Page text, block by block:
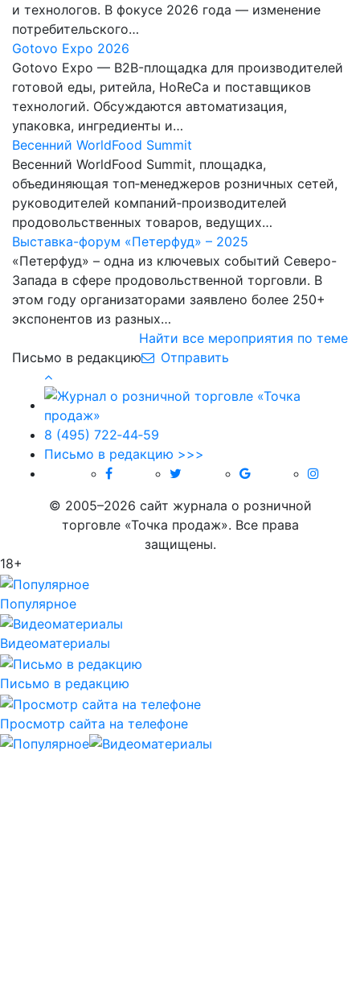
и технологов. В фокусе 2026 года — изменение
потребительского…
Gotovo Expo 2026
Gotovo Expo — B2B-площадка для производителей
готовой еды, ритейла, HoReCa и поставщиков
технологий. Обсуждаются автоматизация,
упаковка, ингредиенты и…
Весенний WorldFood Summit
Весенний WorldFood Summit, площадка,
объединяющая топ‑менеджеров розничных сетей,
руководителей компаний‑производителей
продовольственных товаров, ведущих…
Выставка-форум «Петерфуд» – 2025
«Петерфуд» – одна из ключевых событий Северо-
Запада в сфере продовольственной торговли. В
этом году организаторами заявлено более 250+
экспонентов из разных…
Найти все мероприятия по теме
Письмо в редакцию
Отправить
8 (495) 722‑44‑59
Письмо в редакцию >>>
© 2005–2026 сайт журнала о розничной
торговле «Точка продаж». Все права
защищены.
18+
Популярное
Видеоматериалы
Письмо в редакцию
Просмотр сайта на телефоне